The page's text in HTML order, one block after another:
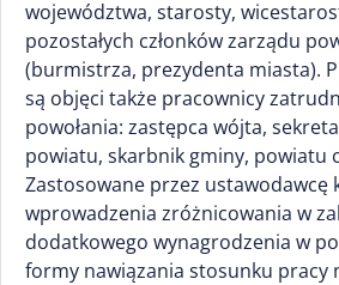
województwa, starosty,
pozostałych członków zarządu
(burmistrza, prezydenta miasta).
są objęci także pracownicy
powołania: zastępca wójta,
powiatu, skarbnik gminy, powiatu
Zastosowane przez ustawodawcę
wprowadzenia zróżnicowania w
dodatkowego wynagrodzenia w
formy nawiązania stosunku pracy